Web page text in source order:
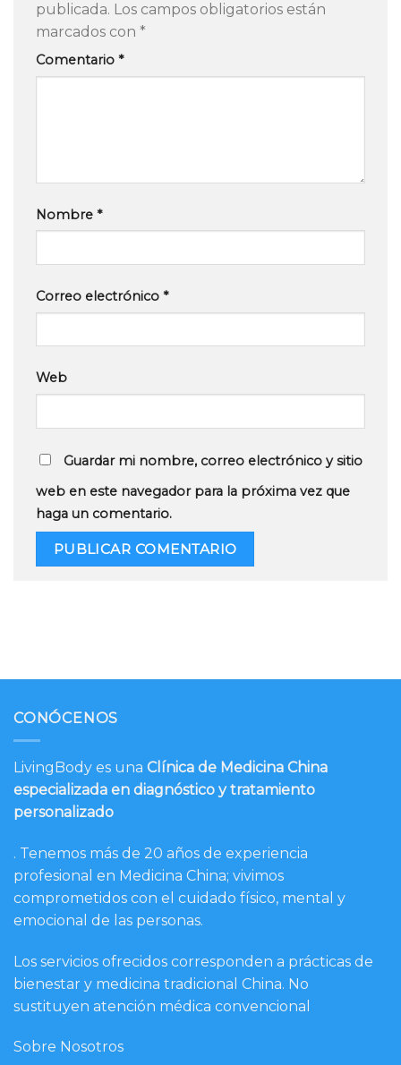
publicada. Los campos obligatorios están
marcados con *
Comentario *
Nombre *
Correo electrónico *
Web
Guardar mi nombre, correo electrónico y sitio
web en este navegador para la próxima vez que
haga un comentario.
CONÓCENOS
LivingBody es una Clínica de Medicina China
especializada en diagnóstico y tratamiento
personalizado
. Tenemos más de 20 años de experiencia
profesional en Medicina China; vivimos
comprometidos con el cuidado físico, mental y
emocional de las personas.
Los servicios ofrecidos corresponden a prácticas de
bienestar y medicina tradicional China. No
sustituyen atención médica convencional
Sobre Nosotros